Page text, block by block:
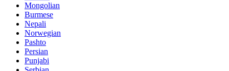
Mongolian
Burmese
Nepali
Norwegian
Pashto
Persian
Punjabi